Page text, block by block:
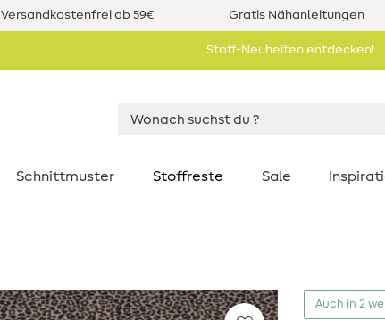
Versandkostenfrei ab 59€ Gratis Nähanleitungen
Stoff-Neuheiten entdecken!
Schnittmuster Stoffreste Sale
Auch in 2